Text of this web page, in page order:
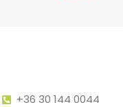
+36 30 144 0044